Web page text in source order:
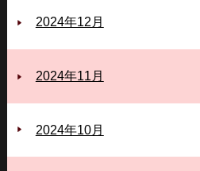
2024年12月
2024年11月
2024年10月